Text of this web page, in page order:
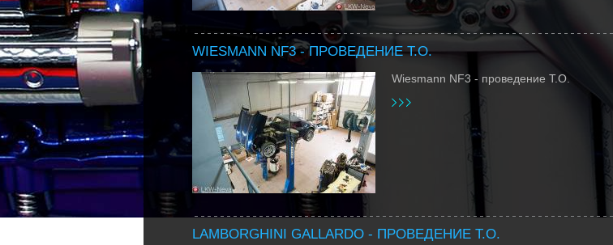
WIESMANN NF3 - ПРОВЕДЕНИЕ Т.О.
Wiesmann NF3 - проведение Т.О.
LAMBORGHINI GALLARDO - ПРОВЕДЕНИЕ Т.О.